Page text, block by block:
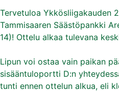
Tervetuloa Ykkösliigakauden
Tammisaaren Säästöpankki
14)! Ottelu alkaa tulevana
Lipun voi ostaa vain paikan
sisääntuloportti D:n
tunti ennen ottelun alkua, eli